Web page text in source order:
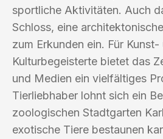
sportliche Aktivitäten. Auch
Schloss, eine
zum Erkunden ein. Für Kunst-
Kulturbegeisterte bietet das
und Medien ein vielfältiges
Tierliebhaber lohnt sich ein
zoologischen Stadtgarten
exotische Tiere bestaunen